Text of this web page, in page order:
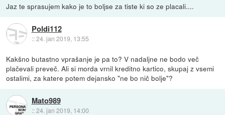
Jaz te sprasujem kako je to boljse za tiste ki so ze placali....
Poldi112
::24. jan 2019, 13:55
Kakšno butastno vprašanje je pa to? V nadaljne ne bodo več
plačevali preveč. Ali si morda vrnil kreditno kartico, skupaj z vsemi
ostalimi, za katere potem dejansko "ne bo nič bolje"?
Mato989
::24. jan 2019, 14:00